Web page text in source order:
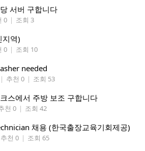
서버 구합니다
0 | 조회 3
지역)
0 | 조회 10
needed
| 추천 0 | 조회 53
스에서 주방 보조 구합니다
천 0 | 조회 42
채용 (한국출장교육기회제공)
추천 0 | 조회 65